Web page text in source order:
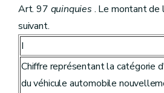
Art. 97 quinquies . Le montant
suivant.
I
Chiffre représentant la catégorie
du véhicule automobile